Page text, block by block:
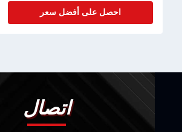
احصل على أفضل سعر
اتصال